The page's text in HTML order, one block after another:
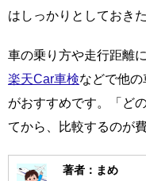
はしっかりとしておき
車の乗り方や走行距離
楽天Car車検などで他
がおすすめです。「ど
てから、比較するのが
著者：まめ